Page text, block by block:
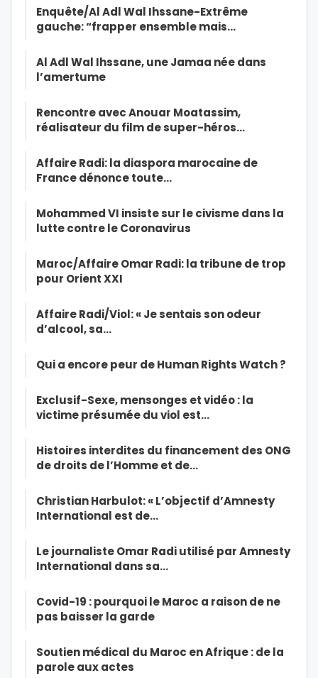
Enquête/Al Adl Wal Ihssane-Extrême
gauche: “frapper ensemble mais…
Al Adl Wal Ihssane, une Jamaa née dans
l’amertume
Rencontre avec Anouar Moatassim,
réalisateur du film de super-héros…
Affaire Radi: la diaspora marocaine de
France dénonce toute…
Mohammed VI insiste sur le civisme dans la
lutte contre le Coronavirus
Maroc/Affaire Omar Radi: la tribune de trop
pour Orient XXI
Affaire Radi/Viol: « Je sentais son odeur
d’alcool, sa…
Qui a encore peur de Human Rights Watch ?
Exclusif-Sexe, mensonges et vidéo : la
victime présumée du viol est…
Histoires interdites du financement des ONG
de droits de l’Homme et de…
Christian Harbulot: « L’objectif d’Amnesty
International est de…
Le journaliste Omar Radi utilisé par Amnesty
International dans sa…
Covid-19 : pourquoi le Maroc a raison de ne
pas baisser la garde
Soutien médical du Maroc en Afrique : de la
parole aux actes